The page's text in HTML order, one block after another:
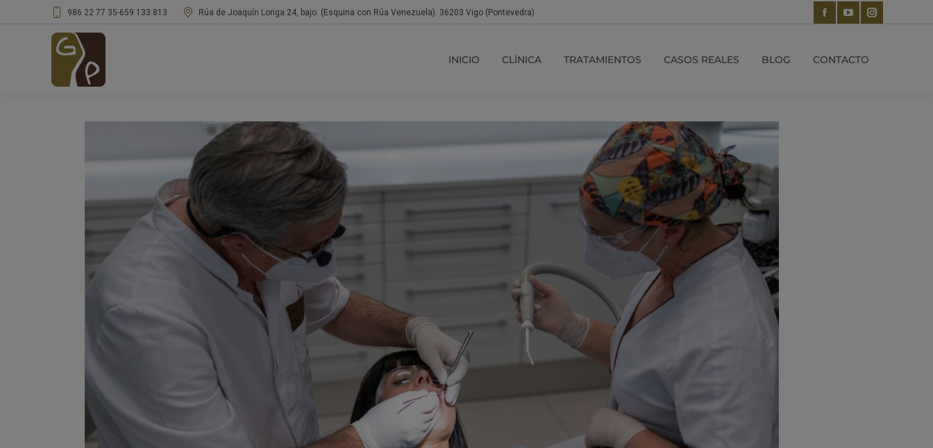
986 22 77 35-659 133 813 Rúa de Joaquín Loriga 24, bajo. (Esquina con Rúa Venezuela). 36203 Vigo (Pontevedra)
INICIO CLÍNICA TRATAMIENTOS CASOS REALES BLOG CONTACTO